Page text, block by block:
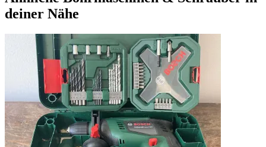
deiner Nähe